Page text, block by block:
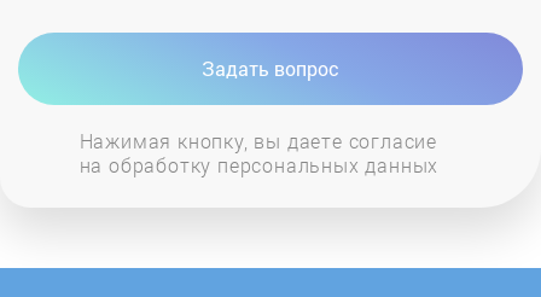
Задать вопрос
Нажимая кнопку, вы даете согласие
на обработку персональных данных